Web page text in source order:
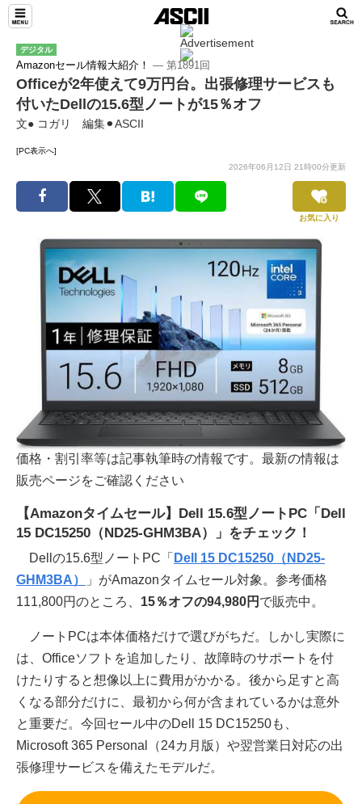
デジタル
Amazonセール情報大紹介！ ― 第1891回
Officeが2年使えて9万円台。出張修理サービスも
付いたDellの15.6型ノートが15％オフ
文● コガリ 編集⚫︎ASCII
[PC表示へ]
2026年06月12日 21時00分更新
お気に入り
価格・割引率等は記事執筆時の情報です。最新の情報は
販売ページをご確認ください
【Amazonタイムセール】Dell 15.6型ノートPC「Dell
15 DC15250（ND25-GHM3BA）」をチェック！
Dellの15.6型ノートPC「 Dell 15 DC15250（ND25-
GHM3BA）
」がAmazonタイムセール対象。参考価格
111,800円のところ、 15％オフの94,980円 で販売中。
ノートPCは本体価格だけで選びがちだ。しかし実際に
は、Officeソフトを追加したり、故障時のサポートを付
けたりすると想像以上に費用がかかる。後から足すと高
くなる部分だけに、最初から何が含まれているかは意外
と重要だ。今回セール中のDell 15 DC15250も、
Microsoft 365 Personal（24カ月版）や翌営業日対応の出
張修理サービスを備えたモデルだ。